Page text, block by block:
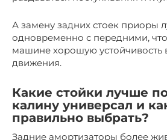
А замену задних стоек приоры
одновременно с передними,
машине хорошую устойчивость
движения.
Какие стойки лучше
калину универсал и
правильно выбрать?
Задние амортизаторы более